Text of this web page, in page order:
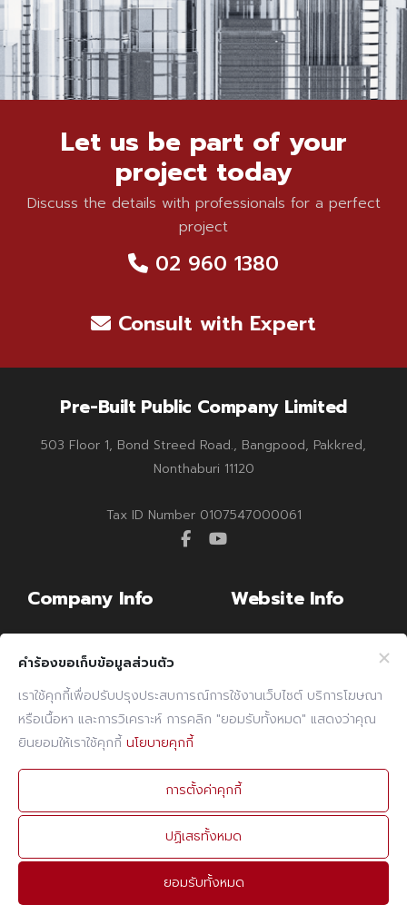
Let us be part of your
project today
Discuss the details with professionals for a perfect
project
02 960 1380
Consult with Expert
Pre-Built Public Company Limited
503 Floor 1, Bond Streed Road., Bangpood, Pakkred,
Nonthaburi 11120
Tax ID Number 0107547000061
facebookyoutube
Company Info Website Info
PDPA Policy
Contact Info
02 960 1380-9
FAX
02 960 1394
E-MAIL
admin@prebuilt.co.th
คำร้องขอเก็บข้อมูลส่วนตัว
เราใช้คุกกี้เพื่อปรับปรุงประสบการณ์การใช้งานเว็บไซต์ บริการโฆษณา
หรือเนื้อหา และการวิเคราะห์ การคลิก "ยอมรับทั้งหมด" แสดงว่าคุณ
ยินยอมให้เราใช้คุกกี้ นโยบายคุกกี้
การตั้งค่าคุกกี้
ปฏิเสธทั้งหมด
ยอมรับทั้งหมด